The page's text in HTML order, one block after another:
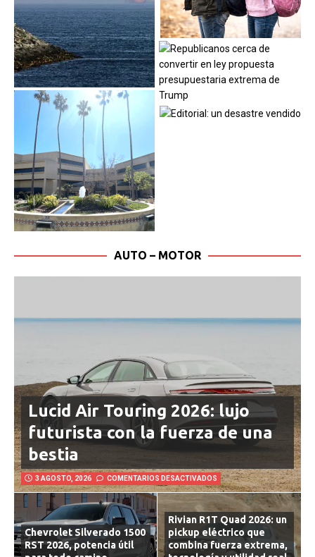
Lucid Air Touring 2026: lujo
futurista con la fuerza de una
bestia
3 AGOSTO, 2026 COMENTARIOS DESACTIVADOS
Chevrolet Silverado 1500
RST 2026, potencia útil
Rivian R1T Quad 2026: un
pickup eléctrico que
combina fuerza extrema,